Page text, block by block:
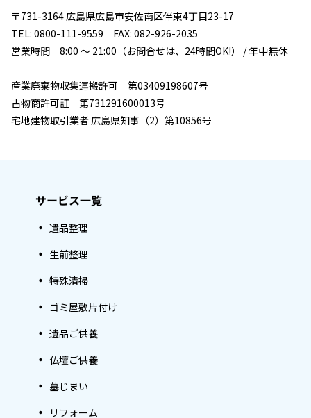
〒731-3164 広島県広島市安佐南区伴東4丁目23-17
TEL: 0800-111-9559 FAX: 082-926-2035
営業時間 8:00 ～ 21:00（お問合せは、24時間OK!） / 年中無休
産業廃棄物収集運搬許可 第03409198607号
古物商許可証 第731291600013号
宅地建物取引業者 広島県知事（2）第10856号
サービス一覧
遺品整理
生前整理
特殊清掃
ゴミ屋敷片付け
遺品ご供養
仏壇ご供養
墓じまい
リフォーム